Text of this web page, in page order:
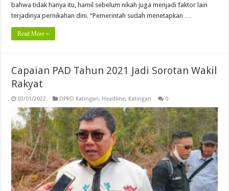
bahwa tidak hanya itu, hamil sebelum nikah juga menjadi faktor lain
terjadinya pernikahan dini. “Pemerintah sudah menetapkan …
Read More »
Capaian PAD Tahun 2021 Jadi Sorotan Wakil
Rakyat
03/01/2022 DPRD Katingan, Headline, Katingan 0